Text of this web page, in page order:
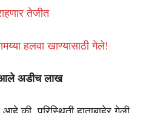
तेजीत
हलवा खाण्यासाठी गेले!
आले अडीच लाख